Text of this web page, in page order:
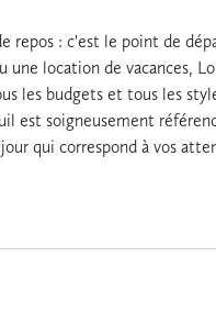
: c'est le point de
location de vacances,
les budgets et tous les
est soigneusement
qui correspond à vos